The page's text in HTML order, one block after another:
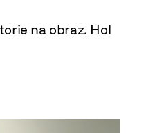
na obraz. Hol